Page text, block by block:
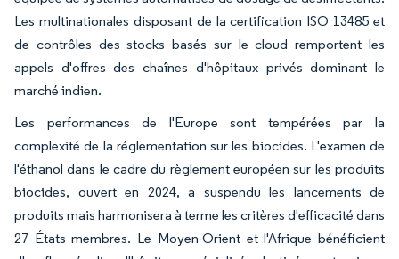
Les multinationales disposant de la certification ISO 13485 et
de contrôles des stocks basés sur le cloud remportent les
appels d'offres des chaînes d'hôpitaux privés dominant le
marché indien.
Les performances de l'Europe sont tempérées par la
complexité de la réglementation sur les biocides. L'examen de
l'éthanol dans le cadre du règlement européen sur les produits
biocides, ouvert en 2024, a suspendu les lancements de
produits mais harmonisera à terme les critères d'efficacité dans
27 États membres. Le Moyen-Orient et l'Afrique bénéficient